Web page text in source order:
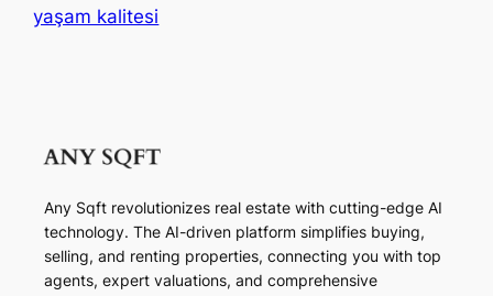
yaşam kalitesi
Any Sqft revolutionizes real estate with cutting-edge AI
technology. The AI-driven platform simplifies buying,
selling, and renting properties, connecting you with top
agents, expert valuations, and comprehensive